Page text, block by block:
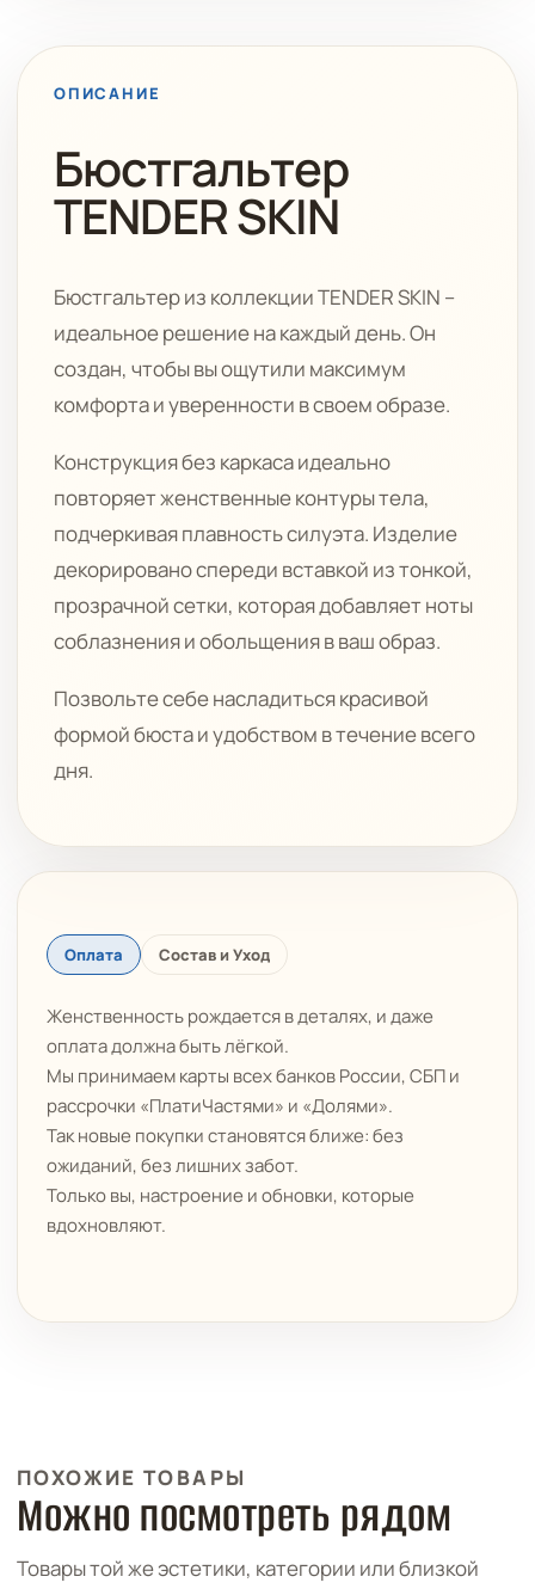
ОПИСАНИЕ
Бюстгальтер
TENDER SKIN
Бюстгальтер из коллекции TENDER SKIN –
идеальное решение на каждый день. Он
создан, чтобы вы ощутили максимум
комфорта и уверенности в своем образе.
Конструкция без каркаса идеально
повторяет женственные контуры тела,
подчеркивая плавность силуэта. Изделие
декорировано спереди вставкой из тонкой,
прозрачной сетки, которая добавляет ноты
соблазнения и обольщения в ваш образ.
Позвольте себе насладиться красивой
формой бюста и удобством в течение всего
дня.
Оплата Состав и Уход
Женственность рождается в деталях, и даже
оплата должна быть лёгкой.
Мы принимаем карты всех банков России, СБП и
рассрочки «ПлатиЧастями» и «Долями».
Так новые покупки становятся ближе: без
ожиданий, без лишних забот.
Только вы, настроение и обновки, которые
вдохновляют.
ПОХОЖИЕ ТОВАРЫ
Можно посмотреть рядом
Товары той же эстетики, категории или близкой